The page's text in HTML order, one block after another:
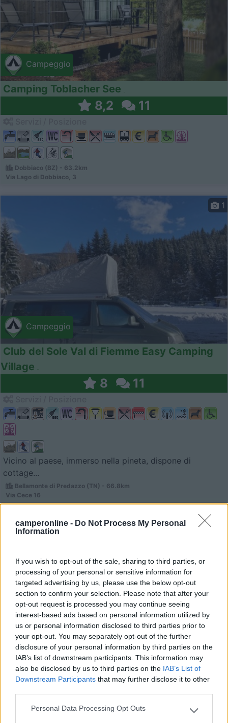
camperonline - Do Not Process My Personal
Information
If you wish to opt-out of the sale, sharing to third parties, or
processing of your personal or sensitive information for
targeted advertising by us, please use the below opt-out
section to confirm your selection. Please note that after your
opt-out request is processed you may continue seeing
interest-based ads based on personal information utilized by
us or personal information disclosed to third parties prior to
your opt-out. You may separately opt-out of the further
disclosure of your personal information by third parties on the
IAB’s list of downstream participants. This information may
also be disclosed by us to third parties on the IAB’s List of
Downstream Participants that may further disclose it to other
Please note that this website/app uses one or more Google
Personal Data Processing Opt Outs
Campeggio
Camping Toblacher See
8,2 11
Dobbiaco (BZ) - 63.2km
Via Lago di Dobbiaco, 3
Campeggio
1
Club del Sole Val di Fiemme Easy Camping
Village
8 11
Vicino al paese, immerso nella pineta, dispone di
cottage...
Bellamonte di Predazzo (TN) - 66.8km
Via Cece 16
Campeggio
Caravan Park Sexten
8,2 18